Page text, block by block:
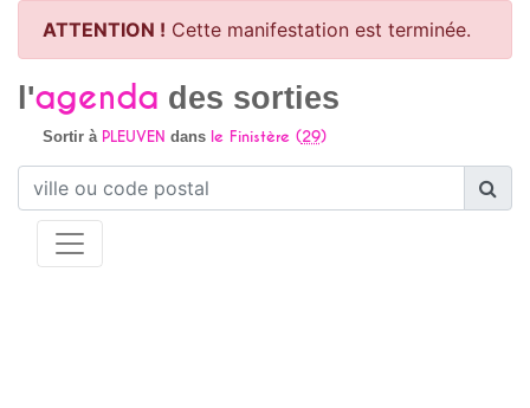
ATTENTION ! Cette manifestation est terminée.
l'agenda des sorties
Sortir à PLEUVEN dans le Finistère (29)